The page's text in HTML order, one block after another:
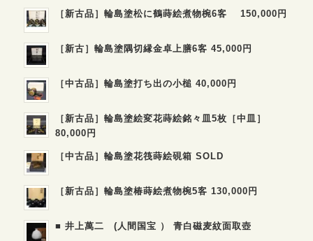
［新古品］輪島塗松に鶴蒔絵煮物椀6客 150,000円
［新古］輪島塗隅切縁金卓上膳6客 45,000円
［中古品］輪島塗打ち出の小槌 40,000円
［新古品］輪島塗絵変花蒔絵銘々皿5枚［中皿］
80,000円
［中古品］輪島塗花筏蒔絵硯箱 SOLD
［新古品］輪島塗椿蒔絵煮物椀5客 130,000円
■ 井上萬二 (人間国宝 ） 青白磁麦紋面取壺